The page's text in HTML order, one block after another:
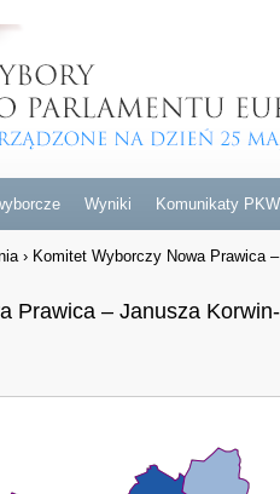
Wyniki Komunikaty PKW
› Komitet Wyborczy Nowa Prawica
Prawica – Janusza